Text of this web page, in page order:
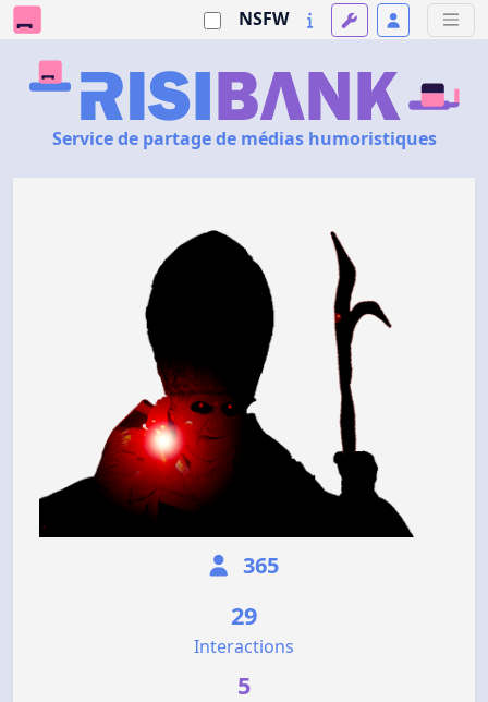
NSFW
Service de partage de médias humoristiques
365
29
Interactions
5